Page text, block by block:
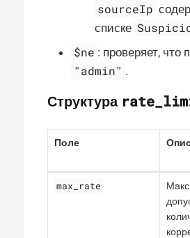
sourceIp
списке
$ne : проверяет, что
"admin" .
Структура
Поле
max_rate